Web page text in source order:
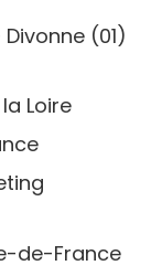
(01)
Loire
de-France